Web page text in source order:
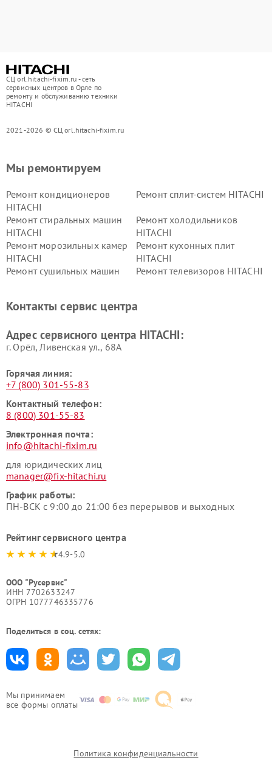
СЦ orl.hitachi-fixim.ru - сеть
сервисных центров в Орле по
ремонту и обслуживанию техники
HITACHI
2021-2026 © СЦ orl.hitachi-fixim.ru
Мы принимаем
все формы оплаты
Мы ремонтируем
Ремонт кондиционеров
HITACHI
Ремонт сплит-систем HITACHI
Ремонт стиральных машин
HITACHI
Ремонт холодильников
HITACHI
Ремонт морозильных камер
HITACHI
Ремонт кухонных плит
HITACHI
Ремонт сушильных машин
Ремонт телевизоров HITACHI
данных HITACHI
HITACHI
HITACHI
HITACHI
Контакты сервис центра
Адрес сервисного центра HITACHI:
г. Орёл, Ливенская ул., 68А
Горячая линия:
+7 (800) 301-55-83
Контактный телефон:
8 (800) 301-55-83
Электронная почта:
info@hitachi-fixim.ru
для юридических лиц
manager@fix-hitachi.ru
График работы:
ПН-ВСК с 9:00 до 21:00 без перерывов и выходных
Рейтинг сервисного центра
4.9-5.0
ООО "Русервис"
ИНН 7702633247
ОГРН 1077746335776
Поделиться в соц. сетях:
Политика конфиденциальности